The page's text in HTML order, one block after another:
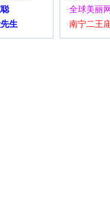
生
·全球美丽
·南宁二王